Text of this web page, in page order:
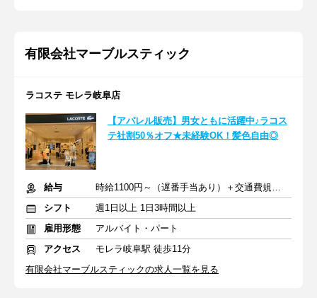
有限会社マーブルスティック
ラコステ モレラ岐阜店
【アパレル販売】男女ともに活躍中♪ラコス
テ社割50％オフ★未経験OK！髪色自由◎
給与
時給1100円～（遅番手当あり）＋交通費規定支給
シフト
週1日以上 1日3時間以上
雇用形態
アルバイト・パート
アクセス
モレラ岐阜駅 徒歩11分
有限会社マーブルスティックの求人一覧を見る